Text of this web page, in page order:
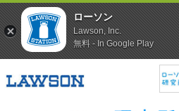
ローソン
Lawson, Inc.
無料 - In Google Play